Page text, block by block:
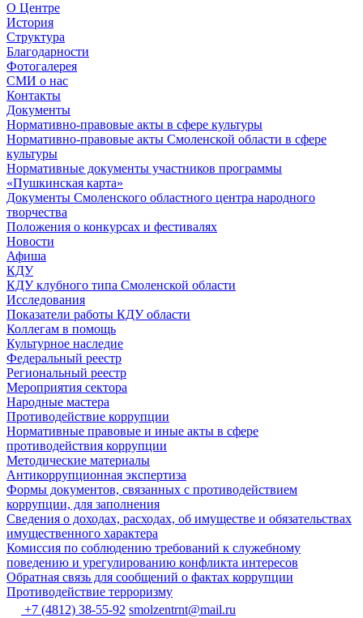
О Центре
История
Структура
Благодарности
Фотогалерея
СМИ о нас
Контакты
Документы
Нормативно-правовые акты в сфере культуры
Нормативно-правовые акты Смоленской области в сфере
культуры
Нормативные документы участников программы
«Пушкинская карта»
Документы Смоленского областного центра народного
творчества
Положения о конкурсах и фестивалях
Новости
Афиша
КДУ
КДУ клубного типа Смоленской области
Исследования
Показатели работы КДУ области
Коллегам в помощь
Культурное наследие
Федеральный реестр
Региональный реестр
Мероприятия сектора
Народные мастера
Противодействие коррупции
Нормативные правовые и иные акты в сфере
противодействия коррупции
Методические материалы
Антикоррупционная экспертиза
Формы документов, связанных с противодействием
коррупции, для заполнения
Сведения о доходах, расходах, об имуществе и обязательствах
имущественного характера
Комиссия по соблюдению требований к служебному
поведению и урегулированию конфликта интересов
Обратная связь для сообщений о фактах коррупции
Противодействие терроризму
+7 (4812) 38-55-92 smolzentrnt@mail.ru